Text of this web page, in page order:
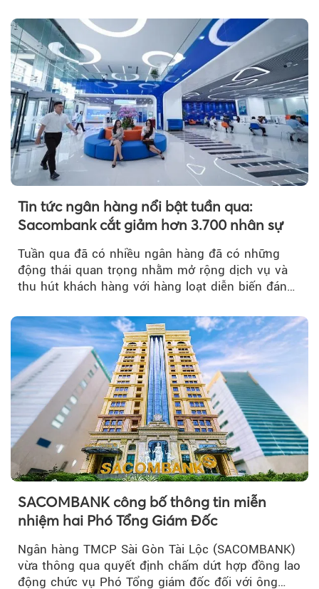
Tin tức ngân hàng nổi bật tuần qua:
Sacombank cắt giảm hơn 3.700 nhân sự
Tuần qua đã có nhiều ngân hàng đã có những
động thái quan trọng nhằm mở rộng dịch vụ và
thu hút khách hàng với hàng loạt diễn biến đáng
SACOMBANK công bố thông tin miễn
nhiệm hai Phó Tổng Giám Đốc
Ngân hàng TMCP Sài Gòn Tài Lộc (SACOMBANK)
vừa thông qua quyết định chấm dứt hợp đồng lao
động chức vụ Phó Tổng giám đốc đối với ông